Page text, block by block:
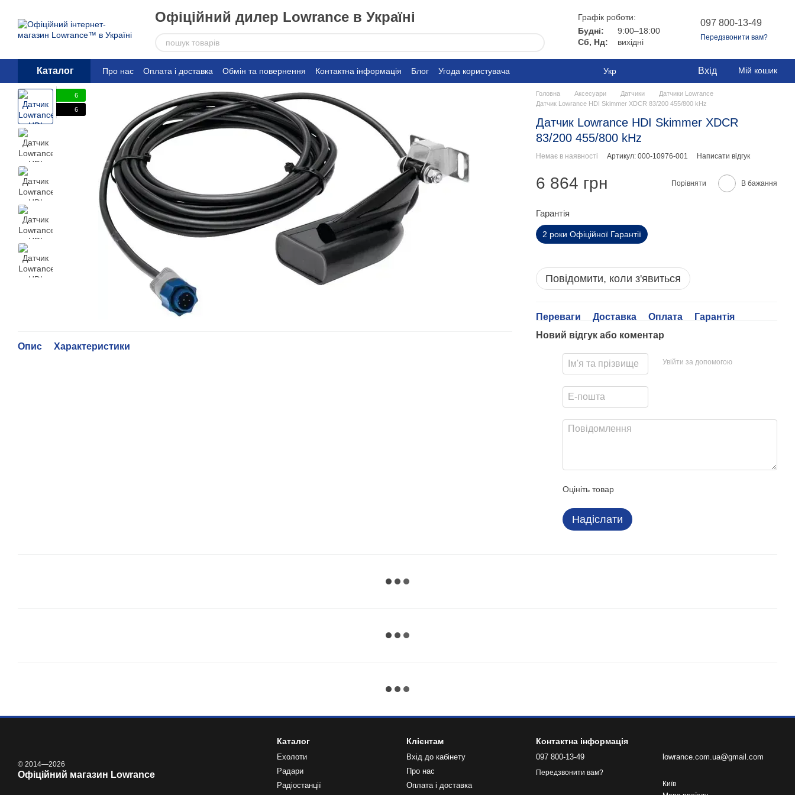
Офіційний дилер Lowrance в Україні
Графік роботи:
Будні:
9:00–18:00
Сб, Нд:
вихідні
097 800-13-49
Передзвонити вам?
Каталог Про нас Оплата і доставка Обмін та повернення Контактна інформація Блог Угода користувача Укр Вхід Мій кошик
6
6
Опис Характеристики
Головна Аксесуари Датчики
Датчики Lowrance
Датчик Lowrance HDI Skimmer XDCR 83/200 455/800 kHz
Датчик Lowrance HDI Skimmer XDCR
83/200 455/800 kHz
Немає в наявності Артикул: 000-10976-001 Написати відгук
6 864 грн Порівняти В бажання
Гарантія
2 роки Офіційної Гарантії
Повідомити, коли з'явиться
Переваги Доставка Оплата
Гарантія
Новий відгук або коментар
Увійти за допомогою
Оцініть товар
Надіслати
© 2014—2026
Офіційний магазин Lowrance
Каталог
Ехолоти
Радари
Радіостанції
Клієнтам
Вхід до кабінету
Про нас
Оплата і доставка
Контактна інформація
097 800-13-49
Передзвонити вам?
lowrance.com.ua@gmail.com
Київ